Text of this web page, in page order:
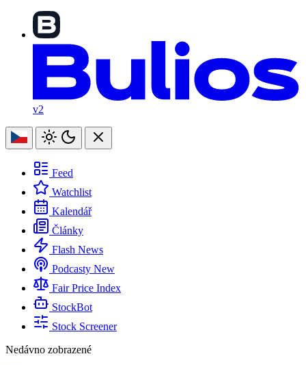
v2
Feed
Watchlist
Kalendář
Články
Flash News
Podcasty New
Fair Price Index
StockBot
Stock Screener
Nedávno zobrazené